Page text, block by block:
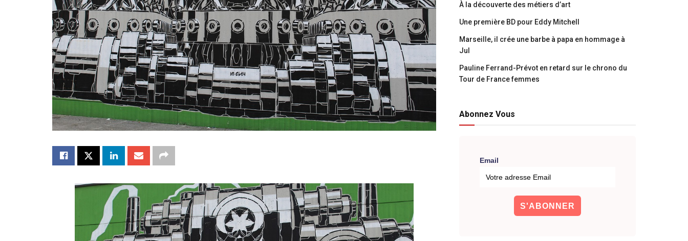
À la découverte des métiers d’art
Une première BD pour Eddy Mitchell
Marseille, il crée une barbe à papa en hommage à
Jul
Pauline Ferrand-Prévot en retard sur le chrono du
Tour de France femmes
Abonnez Vous
Email